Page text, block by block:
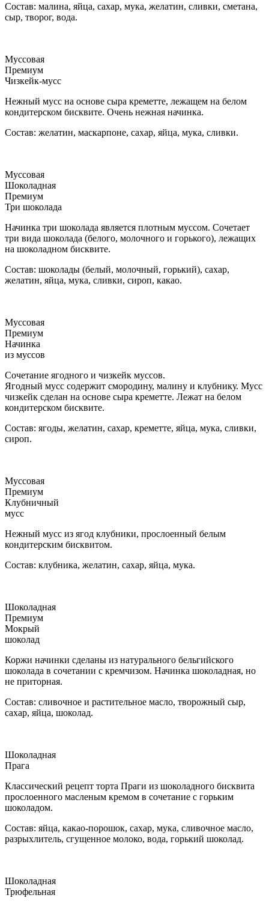
Состав: малина, яйца, сахар, мука, желатин, сливки, сметана,
сыр, творог, вода.
Муссовая
Премиум
Чизкейк-мусс
Нежный мусс на основе сыра креметте, лежащем на белом
кондитерском бисквите. Очень нежная начинка.
Состав: желатин, маскарпоне, сахар, яйца, мука, сливки.
Муссовая
Шоколадная
Премиум
Три шоколада
Начинка три шоколада является плотным муссом. Сочетает
три вида шоколада (белого, молочного и горького), лежащих
на шоколадном бисквите.
Состав: шоколады (белый, молочный, горький), сахар,
желатин, яйца, мука, сливки, сироп, какао.
Муссовая
Премиум
Начинка
из муссов
Сочетание ягодного и чизкейк муссов.
Ягодный мусс содержит смородину, малину и клубнику. Мусс
чизкейк сделан на основе сыра креметте. Лежат на белом
кондитерском бисквите.
Состав: ягоды, желатин, сахар, креметте, яйца, мука, сливки,
сироп.
Муссовая
Премиум
Клубничный
мусс
Нежный мусс из ягод клубники, прослоенный белым
кондитерским бисквитом.
Состав: клубника, желатин, сахар, яйца, мука.
Шоколадная
Премиум
Мокрый
шоколад
Коржи начинки сделаны из натурального бельгийского
шоколада в сочетании с кремчизом. Начинка шоколадная, но
не приторная.
Состав: сливочное и растительное масло, творожный сыр,
сахар, яйца, шоколад.
Шоколадная
Прага
Классический рецепт торта Праги из шоколадного бисквита
прослоенного масленым кремом в сочетание с горьким
шоколадом.
Состав: яйца, какао-порошок, сахар, мука, сливочное масло,
разрыхлитель, сгущенное молоко, вода, горький шоколад.
Шоколадная
Трюфельная